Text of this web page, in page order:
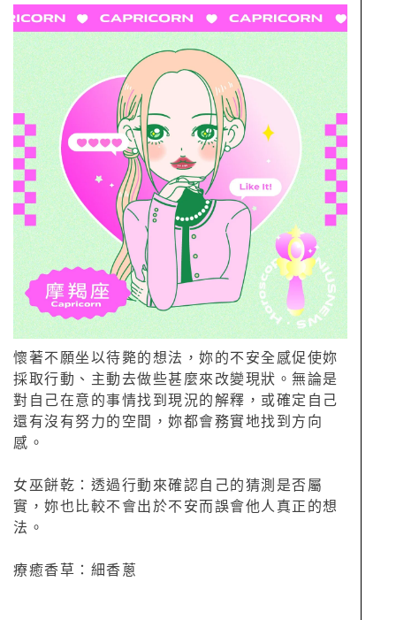
懷著不願坐以待斃的想法，妳的不安全感促使妳
採取行動、主動去做些甚麼來改變現狀。無論是
對自己在意的事情找到現況的解釋，或確定自己
還有沒有努力的空間，妳都會務實地找到方向
感。
女巫餅乾：透過行動來確認自己的猜測是否屬
實，妳也比較不會出於不安而誤會他人真正的想
法。
療癒香草：細香蔥